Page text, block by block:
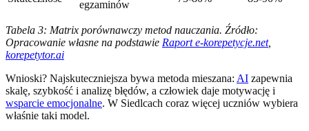
egzaminów
Tabela 3: Matrix porównawczy metod nauczania. Źródło:
Opracowanie własne na podstawie Raport e-korepetycje.net,
korepetytor.ai
Wnioski? Najskuteczniejsza bywa metoda mieszana: AI zapewnia
skalę, szybkość i analizę błędów, a człowiek daje motywację i
wsparcie emocjonalne. W Siedlcach coraz więcej uczniów wybiera
właśnie taki model.